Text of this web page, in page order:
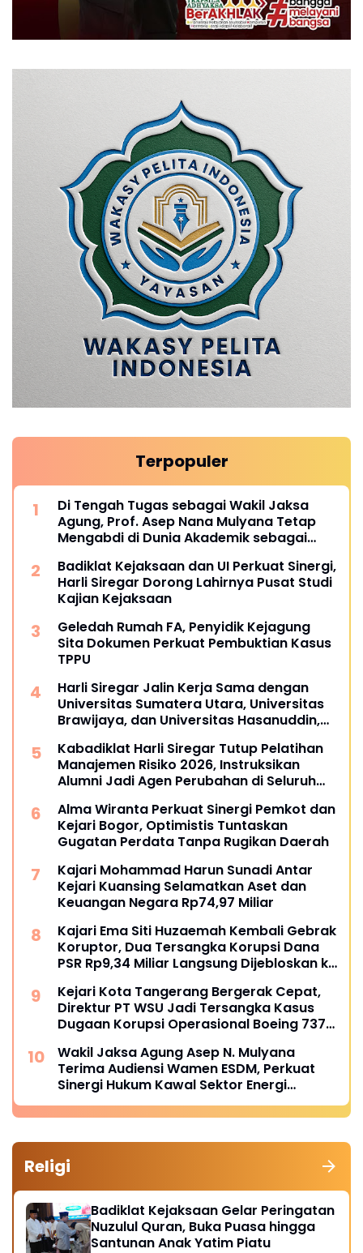
Terpopuler
Di Tengah Tugas sebagai Wakil Jaksa
Agung, Prof. Asep Nana Mulyana Tetap
Mengabdi di Dunia Akademik sebagai
Badiklat Kejaksaan dan UI Perkuat Sinergi,
Harli Siregar Dorong Lahirnya Pusat Studi
Kajian Kejaksaan
Geledah Rumah FA, Penyidik Kejagung
Sita Dokumen Perkuat Pembuktian Kasus
TPPU
Harli Siregar Jalin Kerja Sama dengan
Universitas Sumatera Utara, Universitas
Brawijaya, dan Universitas Hasanuddin,
Tempuh Pendidikan Doktor (S3) Hukum
Kabadiklat Harli Siregar Tutup Pelatihan
Manajemen Risiko 2026, Instruksikan
Alumni Jadi Agen Perubahan di Seluruh
Alma Wiranta Perkuat Sinergi Pemkot dan
Kejari Bogor, Optimistis Tuntaskan
Gugatan Perdata Tanpa Rugikan Daerah
Kajari Mohammad Harun Sunadi Antar
Kejari Kuansing Selamatkan Aset dan
Keuangan Negara Rp74,97 Miliar
Kajari Ema Siti Huzaemah Kembali Gebrak
Koruptor, Dua Tersangka Korupsi Dana
PSR Rp9,34 Miliar Langsung Dijebloskan ke
Kejari Kota Tangerang Bergerak Cepat,
Direktur PT WSU Jadi Tersangka Kasus
Dugaan Korupsi Operasional Boeing 737-
Wakil Jaksa Agung Asep N. Mulyana
Terima Audiensi Wamen ESDM, Perkuat
Sinergi Hukum Kawal Sektor Energi
Nasional
Religi
Badiklat Kejaksaan Gelar Peringatan
Nuzulul Quran, Buka Puasa hingga
Santunan Anak Yatim Piatu